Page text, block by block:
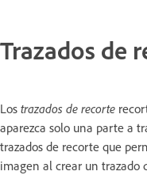
Trazados de
Los trazados de recorte
aparezca solo una parte a
trazados de recorte que
imagen al crear un trazado